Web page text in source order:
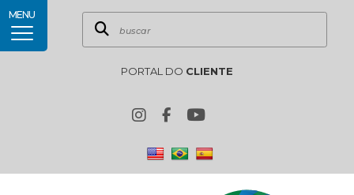
PORTAL DO CLIENTE
MENU